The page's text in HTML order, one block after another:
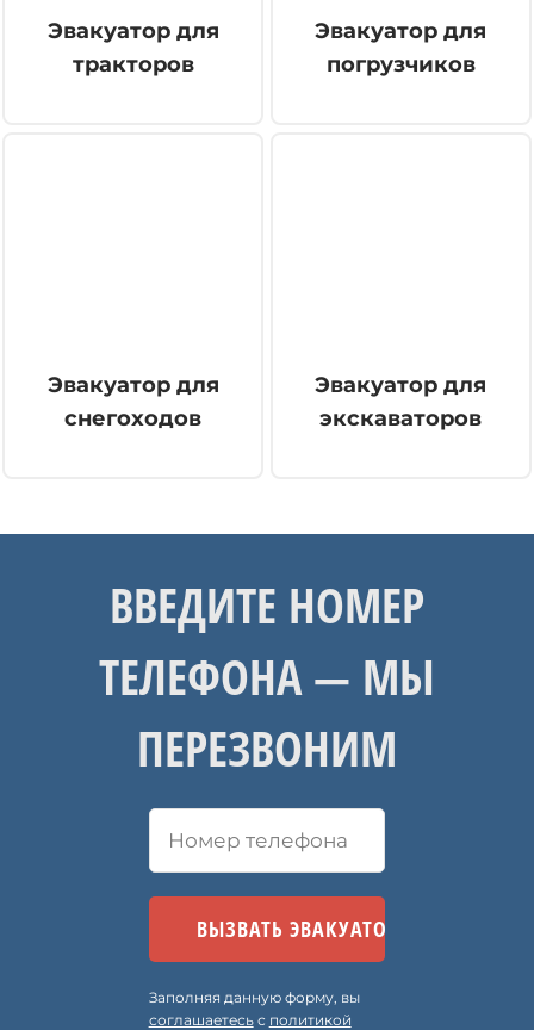
Эвакуатор для
тракторов
Эвакуатор для
погрузчиков
Эвакуатор для
снегоходов
Эвакуатор для
экскаваторов
ВВЕДИТЕ НОМЕР
ТЕЛЕФОНА — МЫ
ПЕРЕЗВОНИМ
Заполняя данную форму, вы
соглашаетесьс политикой